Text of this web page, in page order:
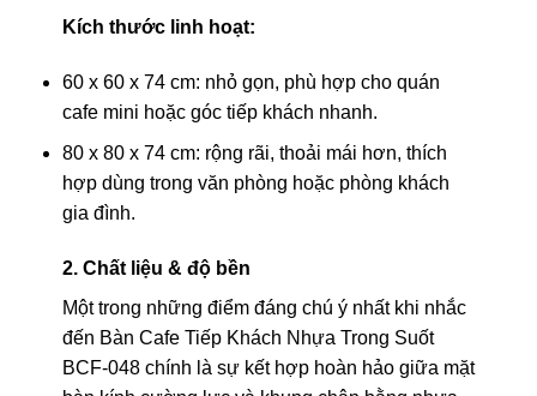
Kích thước linh hoạt:
60 x 60 x 74 cm: nhỏ gọn, phù hợp cho quán
cafe mini hoặc góc tiếp khách nhanh.
80 x 80 x 74 cm: rộng rãi, thoải mái hơn, thích
hợp dùng trong văn phòng hoặc phòng khách
gia đình.
2. Chất liệu & độ bền
Một trong những điểm đáng chú ý nhất khi nhắc
đến Bàn Cafe Tiếp Khách Nhựa Trong Suốt
BCF-048 chính là sự kết hợp hoàn hảo giữa mặt